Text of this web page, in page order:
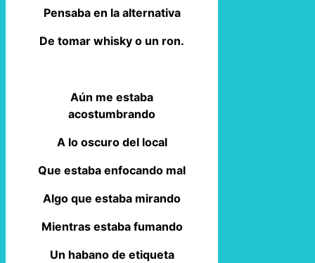
Pensaba en la alternativa
De tomar whisky o un ron.
Aún me estaba
acostumbrando
A lo oscuro del local
Que estaba enfocando mal
Algo que estaba mirando
Mientras estaba fumando
Un habano de etiqueta